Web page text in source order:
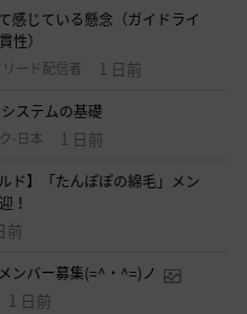
感じている懸念（ガイドライ
性）
ード配信者 1 日前
ステムの基礎
-日本 1 日前
ド】「たんぽぽの綿毛」メン
！
前
ンバー募集(=^・^=)ノ
1 日前